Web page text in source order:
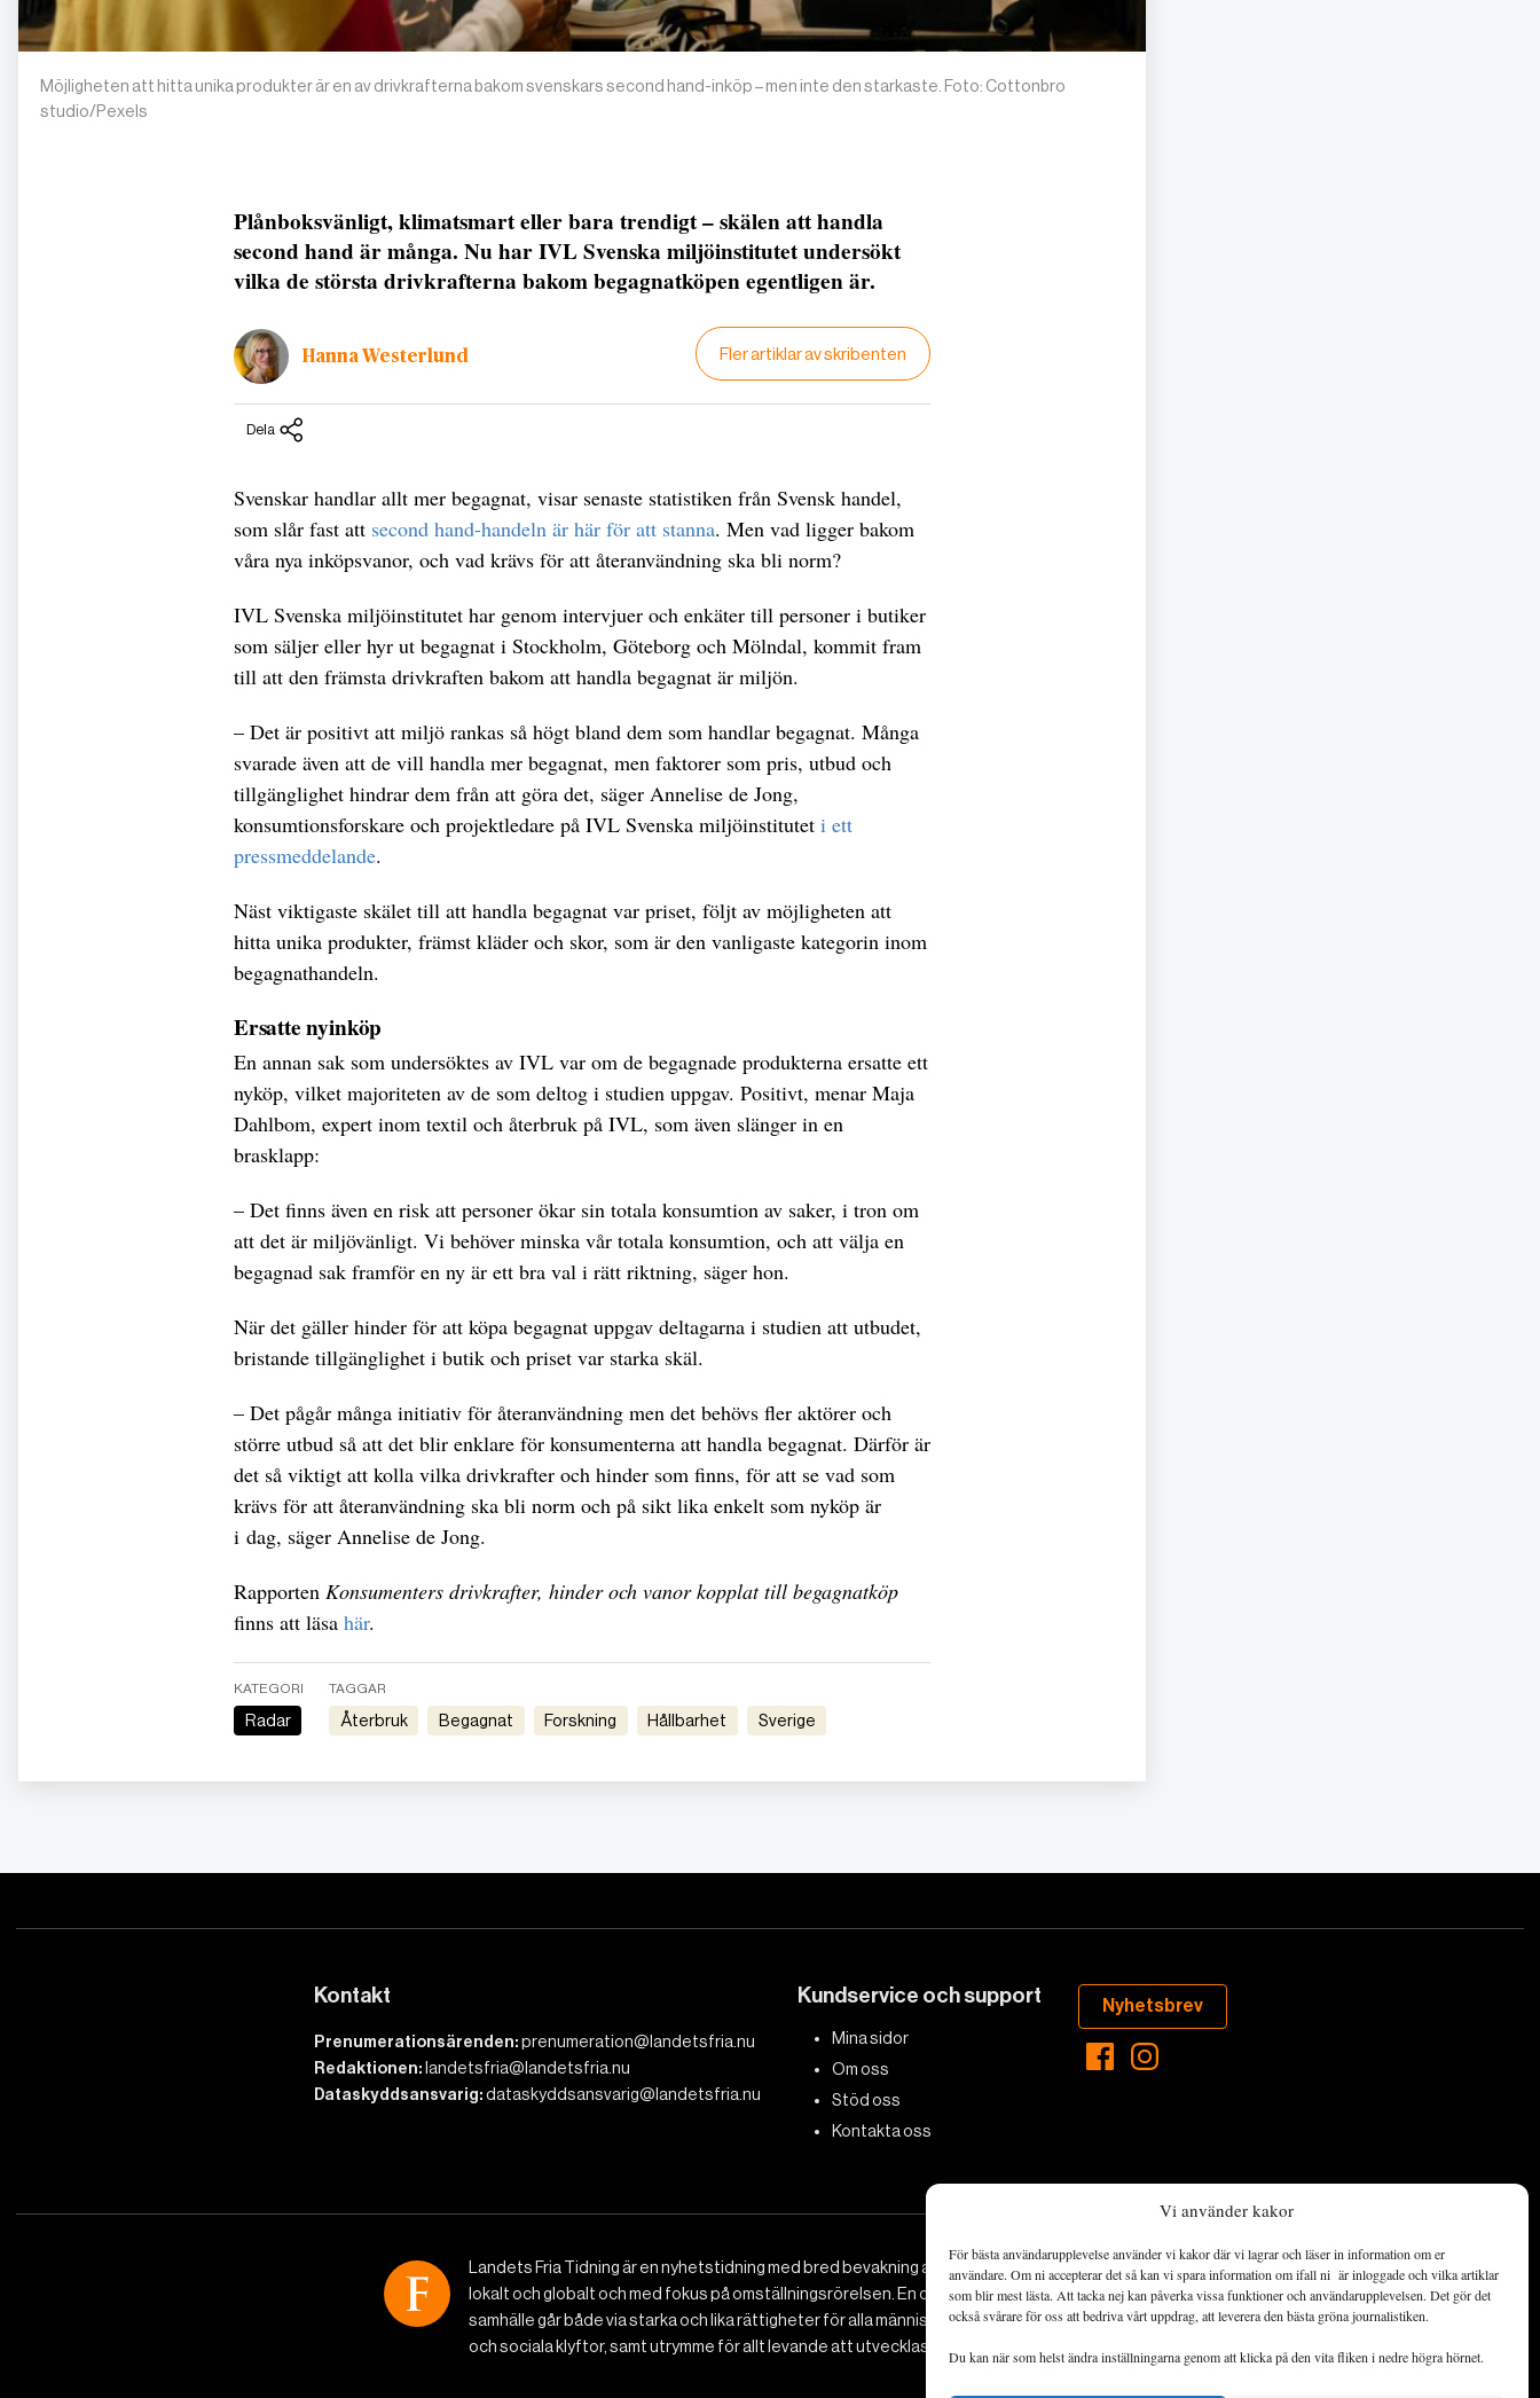
Vi använder kakor
För bästa användarupplevelse använder vi kakor där vi lagrar och läser in information om er
användare. Om ni accepterar det så kan vi spara information om ifall ni är inloggade och vilka artiklar
som blir mest lästa. Att tacka nej kan påverka vissa funktioner och användarupplevelsen. Det gör det
också svårare för oss att bedriva vårt uppdrag, att leverera den bästa gröna journalistiken.
Du kan när som helst ändra inställningarna genom att klicka på den vita fliken i nedre högra hörnet.
Möjligheten att hitta unika produkter är en av drivkrafterna bakom svenskars second hand-inköp – men inte den starkaste. Foto: Cottonbro
studio/Pexels
Plånboksvänligt, klimatsmart eller bara trendigt – skälen att handla
second hand är många. Nu har IVL Svenska miljöinstitutet undersökt
vilka de största drivkrafterna bakom begagnatköpen egentligen är.
Hanna Westerlund Fler artiklar av skribenten
Dela
Svenskar handlar allt mer begagnat, visar senaste statistiken från Svensk handel,
som slår fast att second hand-handeln är här för att stanna. Men vad ligger bakom
våra nya inköpsvanor, och vad krävs för att återanvändning ska bli norm?
IVL Svenska miljöinstitutet har genom intervjuer och enkäter till personer i butiker
som säljer eller hyr ut begagnat i Stockholm, Göteborg och Mölndal, kommit fram
till att den främsta drivkraften bakom att handla begagnat är miljön.
– Det är positivt att miljö rankas så högt bland dem som handlar begagnat. Många
svarade även att de vill handla mer begagnat, men faktorer som pris, utbud och
tillgänglighet hindrar dem från att göra det, säger Annelise de Jong,
konsumtionsforskare och projektledare på IVL Svenska miljöinstitutet i ett
pressmeddelande.
Näst viktigaste skälet till att handla begagnat var priset, följt av möjligheten att
hitta unika produkter, främst kläder och skor, som är den vanligaste kategorin inom
begagnathandeln.
Ersatte nyinköp
En annan sak som undersöktes av IVL var om de begagnade produkterna ersatte ett
nyköp, vilket majoriteten av de som deltog i studien uppgav. Positivt, menar Maja
Dahlbom, expert inom textil och återbruk på IVL, som även slänger in en
brasklapp:
– Det finns även en risk att personer ökar sin totala konsumtion av saker, i tron om
att det är miljövänligt. Vi behöver minska vår totala konsumtion, och att välja en
begagnad sak framför en ny är ett bra val i rätt riktning, säger hon.
När det gäller hinder för att köpa begagnat uppgav deltagarna i studien att utbudet,
bristande tillgänglighet i butik och priset var starka skäl.
– Det pågår många initiativ för återanvändning men det behövs fler aktörer och
större utbud så att det blir enklare för konsumenterna att handla begagnat. Därför är
det så viktigt att kolla vilka drivkrafter och hinder som finns, för att se vad som
krävs för att återanvändning ska bli norm och på sikt lika enkelt som nyköp är
i dag, säger Annelise de Jong.
Rapporten Konsumenters drivkrafter, hinder och vanor kopplat till begagnatköp
finns att läsa här.
KATEGORI
Radar
TAGGAR
Återbruk Begagnat Forskning Hållbarhet Sverige
Kontakt
Prenumerationsärenden:prenumeration@landetsfria.nu
Redaktionen: landetsfria@landetsfria.nu
Dataskyddsansvarig:dataskyddsansvarig@landetsfria.nu
Kundservice och support
Mina sidor
Om oss
Stöd oss
Kontakta oss
Nyhetsbrev
Landets Fria Tidning är en nyhetstidning med bred bevakning av det viktigaste som händer
lokalt och globalt och med fokus på omställningsrörelsen. En omställning till ett hållbart
samhälle går både via starka och lika rättigheter för alla människor, minskade ekonomiska
och sociala klyftor, samt utrymme för allt levande att utvecklas och frodas.